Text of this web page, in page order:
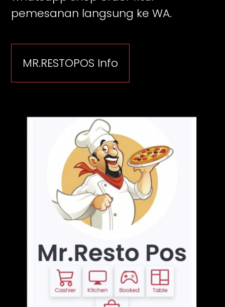
pemesanan langsung ke WA.
MR.RESTOPOS Info